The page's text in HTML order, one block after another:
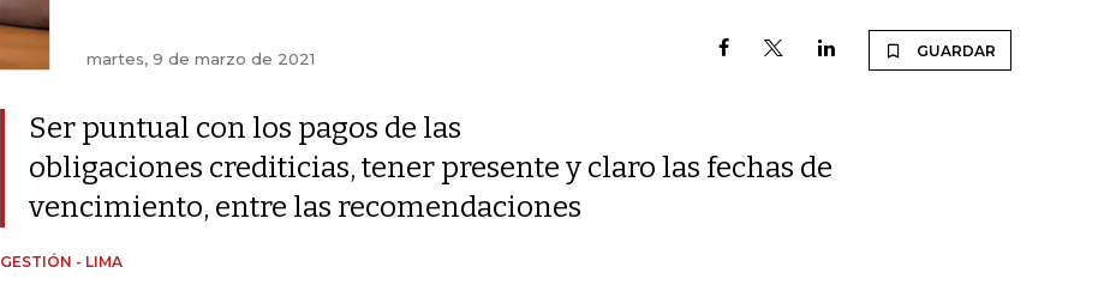
martes, 9 de marzo de 2021 GUARDAR
Ser puntual con los pagos de las
obligaciones crediticias, tener presente y claro las fechas de
vencimiento, entre las recomendaciones
GESTIÓN - LIMA